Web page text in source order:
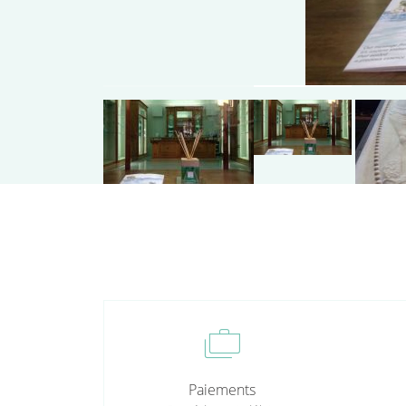
cases
Paiements